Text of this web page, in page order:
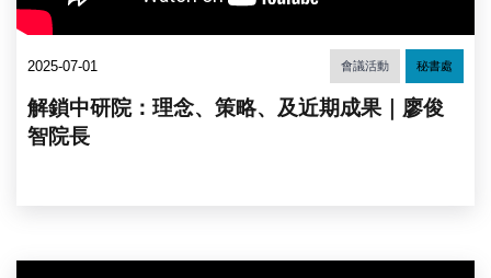
2025-07-01 會議活動 秘書處
解鎖中研院：理念、策略、及近期成果｜廖俊
智院長